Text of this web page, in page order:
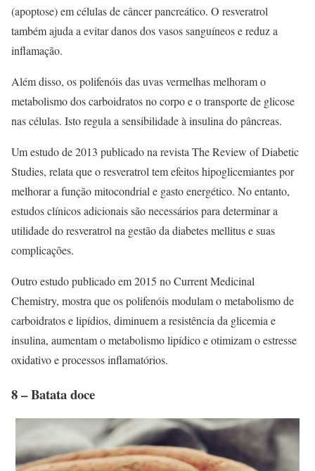
(apoptose) em células de câncer pancreático. O resveratrol
também ajuda a evitar danos dos vasos sanguíneos e reduz a
inflamação.
Além disso, os polifenóis das uvas vermelhas melhoram o
metabolismo dos carboidratos no corpo e o transporte de glicose
nas células. Isto regula a sensibilidade à insulina do pâncreas.
Um estudo de 2013 publicado na revista The Review of Diabetic
Studies, relata que o resveratrol tem efeitos hipoglicemiantes por
melhorar a função mitocondrial e gasto energético. No entanto,
estudos clínicos adicionais são necessários para determinar a
utilidade do resveratrol na gestão da diabetes mellitus e suas
complicações.
Outro estudo publicado em 2015 no Current Medicinal
Chemistry, mostra que os polifenóis modulam o metabolismo de
carboidratos e lipídios, diminuem a resistência da glicemia e
insulina, aumentam o metabolismo lipídico e otimizam o estresse
oxidativo e processos inflamatórios.
8 – Batata doce